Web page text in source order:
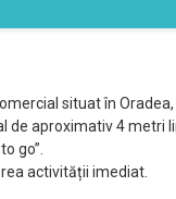
situat în Oradea,
de aproximativ 4 metri
go”.
activității imediat.